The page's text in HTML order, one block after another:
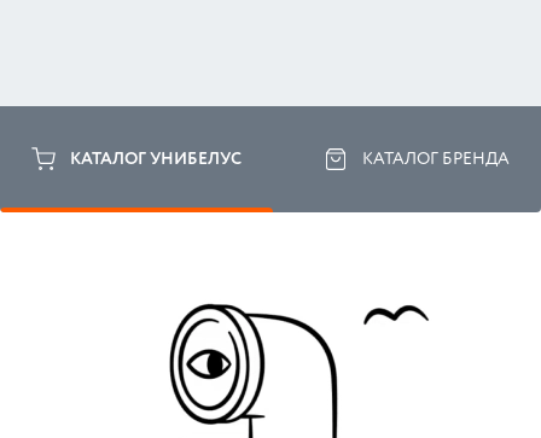
КАТАЛОГ УНИБЕЛУС КАТАЛОГ БРЕНДА